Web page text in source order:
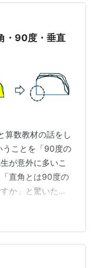
て、なかなか抽
理解しています
に見える…」と
、少し視…
・90度・垂直
算数教材の話をし
うことを「90度の
が意外に多いこ
直角とは90度の
か」と驚いた顔
は何を意味して
、直角のことを次
ように、折り目の
折ってできたか